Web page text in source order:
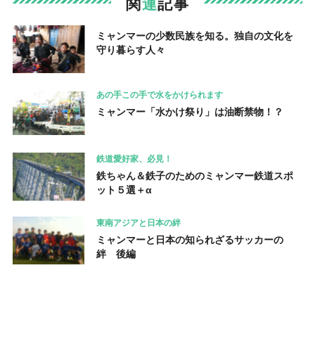
関連記事
ミャンマーの少数民族を知る。独自の文化を
守り暮らす人々
あの手この手で水をかけられます
ミャンマー「水かけ祭り」は油断禁物！？
鉄道愛好家、必見！
鉄ちゃん＆鉄子のためのミャンマー鉄道スポ
ット５選＋α
東南アジアと日本の絆
ミャンマーと日本の知られざるサッカーの
絆 後編